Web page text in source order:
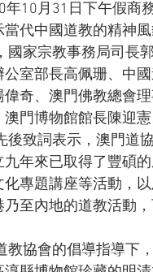
年10月31日下午假
代中國道教的精神
室部長高佩珊、中
奇、澳門佛教總會
門博物館館長陳迎
年來已取得了豐碩
專題講座等活動，
至內地的道教活動